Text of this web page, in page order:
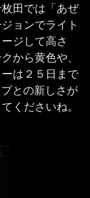
田では「あぜ
ョンでライト
ジして高さ
から黄色や、
は２５日まで
との新しさが
くださいね。